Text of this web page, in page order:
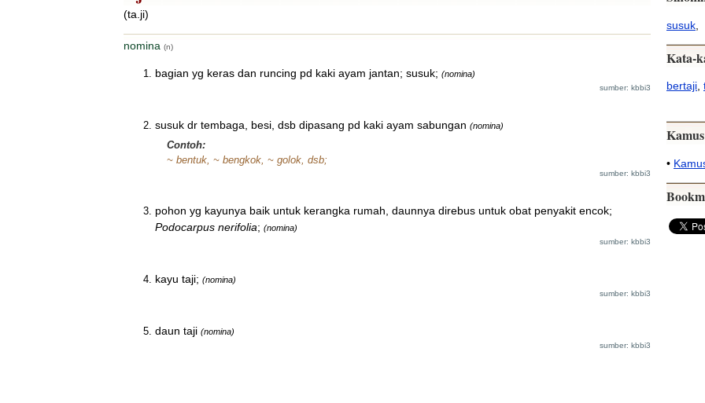
(ta.ji)
nomina (n)
bagian yg keras dan runcing pd kaki ayam jantan; susuk; (nomina)
sumber: kbbi3
susuk dr tembaga, besi, dsb dipasang pd kaki ayam sabungan (nomina)
Contoh:
~ bentuk, ~ bengkok, ~ golok, dsb;
sumber: kbbi3
pohon yg kayunya baik untuk kerangka rumah, daunnya direbus untuk obat penyakit encok;
Podocarpus nerifolia; (nomina)
sumber: kbbi3
kayu taji; (nomina)
sumber: kbbi3
daun taji (nomina)
sumber: kbbi3
susuk
Kata-
bertaji
•